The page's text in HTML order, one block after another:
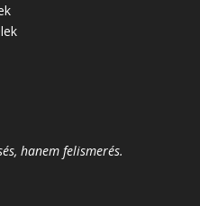
hanem felismerés.